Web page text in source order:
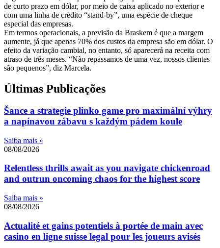
de curto prazo em dólar, por meio de caixa aplicado no exterior e
com uma linha de crédito “stand-by”, uma espécie de cheque
especial das empresas.
Em termos operacionais, a previsão da Braskem é que a margem
aumente, já que apenas 70% dos custos da empresa são em dólar. O
efeito da variação cambial, no entanto, só aparecerá na receita com
atraso de três meses. “Não repassamos de uma vez, nossos clientes
são pequenos”, diz Marcela.
Últimas Publicações
Šance a strategie plinko game pro maximální výhry
a napínavou zábavu s každým pádem koule
Saiba mais »
08/08/2026
Relentless thrills await as you navigate chickenroad
and outrun oncoming chaos for the highest score
Saiba mais »
08/08/2026
Actualité et gains potentiels à portée de main avec
casino en ligne suisse legal pour les joueurs avisés